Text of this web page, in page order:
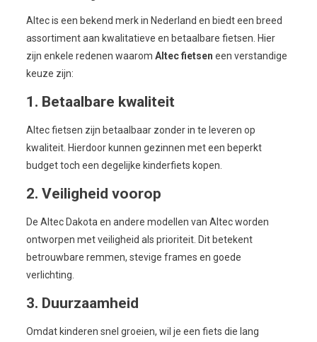
Altec is een bekend merk in Nederland en biedt een breed
assortiment aan kwalitatieve en betaalbare fietsen. Hier
zijn enkele redenen waarom Altec fietsen een verstandige
keuze zijn:
1. Betaalbare kwaliteit
Altec fietsen zijn betaalbaar zonder in te leveren op
kwaliteit. Hierdoor kunnen gezinnen met een beperkt
budget toch een degelijke kinderfiets kopen.
2. Veiligheid voorop
De Altec Dakota en andere modellen van Altec worden
ontworpen met veiligheid als prioriteit. Dit betekent
betrouwbare remmen, stevige frames en goede
verlichting.
3. Duurzaamheid
Omdat kinderen snel groeien, wil je een fiets die lang